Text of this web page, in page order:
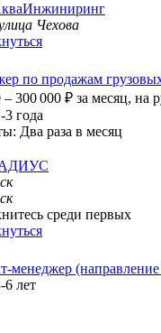
Чехова
по продажам
– 300 000 ₽ за месяц, на
года
Два раза в месяц
среди первых
менеджер
лет